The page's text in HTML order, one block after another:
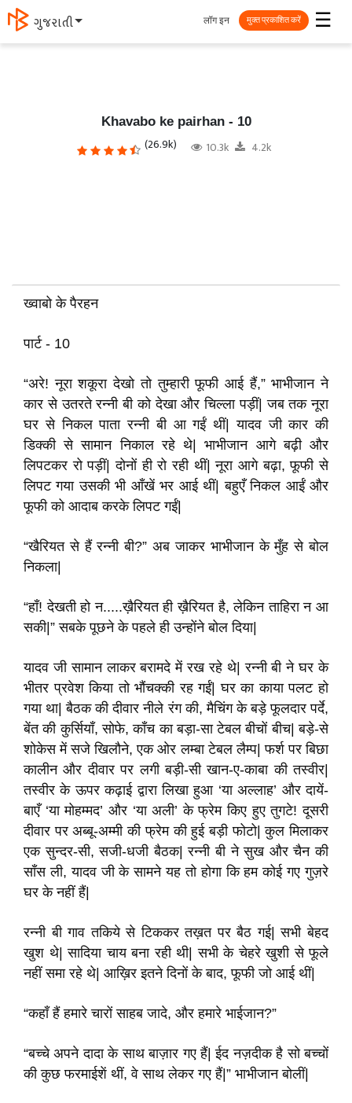
मराठी ☰
लॉग इन मुक्त प्रकाशित करें
Khavabo ke pairhan - 10
(26.9k) 10.3k 4.2k
ख्वाबो के पैरहन
पार्ट - 10
“अरे! नूरा शकूरा देखो तो तुम्हारी फूफी आई हैं,” भाभीजान ने
कार से उतरते रन्नी बी को देखा और चिल्ला पड़ीं| जब तक नूरा
घर से निकल पाता रन्नी बी आ गईं थीं| यादव जी कार की
डिक्की से सामान निकाल रहे थे| भाभीजान आगे बढ़ी और
लिपटकर रो पड़ीं| दोनों ही रो रही थीं| नूरा आगे बढ़ा, फूफी से
लिपट गया उसकी भी आँखें भर आई थीं| बहुएँ निकल आईं और
फूफी को आदाब करके लिपट गईं|
“खैरियत से हैं रन्नी बी?” अब जाकर भाभीजान के मुँह से बोल
निकला|
“हाँ! देखती हो न.....ख़ैरियत ही ख़ैरियत है, लेकिन ताहिरा न आ
सकी|” सबके पूछने के पहले ही उन्होंने बोल दिया|
यादव जी सामान लाकर बरामदे में रख रहे थे| रन्नी बी ने घर के
भीतर प्रवेश किया तो भौंचक्की रह गईं| घर का काया पलट हो
गया था| बैठक की दीवार नीले रंग की, मैचिंग के बड़े फूलदार पर्दे,
बेंत की कुर्सियाँ, सोफे, काँच का बड़ा-सा टेबल बीचों बीच| बड़े-से
शोकेस में सजे खिलौने, एक ओर लम्बा टेबल लैम्प| फर्श पर बिछा
कालीन और दीवार पर लगी बड़ी-सी खान-ए-काबा की तस्वीर|
तस्वीर के ऊपर कढ़ाई द्वारा लिखा हुआ ‘या अल्लाह’ और दायें-
बाएँ ‘या मोहम्मद’ और ‘या अली’ के फ्रेम किए हुए तुगटे! दूसरी
दीवार पर अब्बू-अम्मी की फ्रेम की हुई बड़ी फोटो| कुल मिलाकर
एक सुन्दर-सी, सजी-धजी बैठक| रन्नी बी ने सुख और चैन की
साँस ली, यादव जी के सामने यह तो होगा कि हम कोई गए गुज़रे
घर के नहीं हैं|
रन्नी बी गाव तकिये से टिककर तख़त पर बैठ गई| सभी बेहद
खुश थे| सादिया चाय बना रही थी| सभी के चेहरे खुशी से फूले
नहीं समा रहे थे| आख़िर इतने दिनों के बाद, फूफी जो आई थीं|
“कहाँ हैं हमारे चारों साहब जादे, और हमारे भाईजान?”
“बच्चे अपने दादा के साथ बाज़ार गए हैं| ईद नज़दीक है सो बच्चों
की कुछ फरमाईशें थीं, वे साथ लेकर गए हैं|” भाभीजान बोलीं|